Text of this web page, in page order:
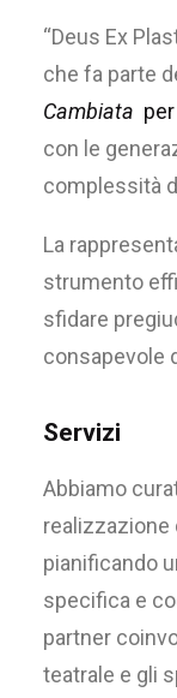
“Deus Ex
che fa parte
Cambiata
con le
complessità
La
strumento
sfidare
consapevole
Servizi
Abbiamo
realizzazione
pianificando
specifica e
partner
teatrale e gli